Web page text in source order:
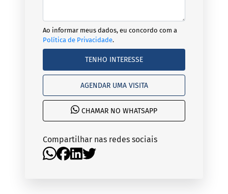
Ao informar meus dados, eu concordo com a
Política de Privacidade.
TENHO INTERESSE
AGENDAR UMA VISITA
CHAMAR NO WHATSAPP
Compartilhar nas redes sociais